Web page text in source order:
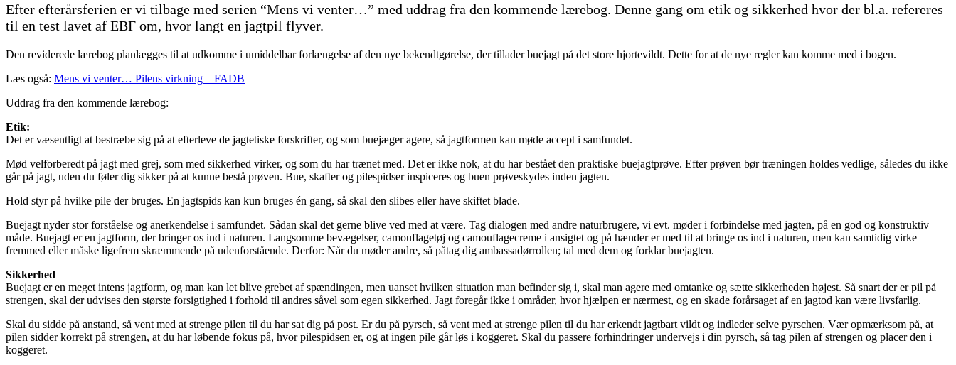
Efter efterårsferien er vi tilbage med serien “Mens vi venter…” med uddrag fra den kommende lærebog. Denne gang om etik og sikkerhed hvor der bl.a. refereres
til en test lavet af EBF om, hvor langt en jagtpil flyver.
Den reviderede lærebog planlægges til at udkomme i umiddelbar forlængelse af den nye bekendtgørelse, der tillader buejagt på det store hjortevildt. Dette for at de nye regler kan komme med i bogen.
Læs også: Mens vi venter… Pilens virkning – FADB
Uddrag fra den kommende lærebog:
Etik:
Det er væsentligt at bestræbe sig på at efterleve de jagtetiske forskrifter, og som buejæger agere, så jagtformen kan møde accept i samfundet.
Mød velforberedt på jagt med grej, som med sikkerhed virker, og som du har trænet med. Det er ikke nok, at du har bestået den praktiske buejagtprøve. Efter prøven bør træningen holdes vedlige, således du ikke
går på jagt, uden du føler dig sikker på at kunne bestå prøven. Bue, skafter og pilespidser inspiceres og buen prøveskydes inden jagten.
Hold styr på hvilke pile der bruges. En jagtspids kan kun bruges én gang, så skal den slibes eller have skiftet blade.
Buejagt nyder stor forståelse og anerkendelse i samfundet. Sådan skal det gerne blive ved med at være. Tag dialogen med andre naturbrugere, vi evt. møder i forbindelse med jagten, på en god og konstruktiv
måde. Buejagt er en jagtform, der bringer os ind i naturen. Langsomme bevægelser, camouflagetøj og camouflagecreme i ansigtet og på hænder er med til at bringe os ind i naturen, men kan samtidig virke
fremmed eller måske ligefrem skræmmende på udenforstående. Derfor: Når du møder andre, så påtag dig ambassadørrollen; tal med dem og forklar buejagten.
Sikkerhed
Buejagt er en meget intens jagtform, og man kan let blive grebet af spændingen, men uanset hvilken situation man befinder sig i, skal man agere med omtanke og sætte sikkerheden højest. Så snart der er pil på
strengen, skal der udvises den største forsigtighed i forhold til andres såvel som egen sikkerhed. Jagt foregår ikke i områder, hvor hjælpen er nærmest, og en skade forårsaget af en jagtod kan være livsfarlig.
Skal du sidde på anstand, så vent med at strenge pilen til du har sat dig på post. Er du på pyrsch, så vent med at strenge pilen til du har erkendt jagtbart vildt og indleder selve pyrschen. Vær opmærksom på, at
pilen sidder korrekt på strengen, at du har løbende fokus på, hvor pilespidsen er, og at ingen pile går løs i koggeret. Skal du passere forhindringer undervejs i din pyrsch, så tag pilen af strengen og placer den i
koggeret.